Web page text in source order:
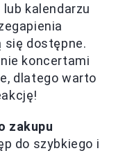
kalendarzu
się dostępne.
koncertami
dlatego warto
zakupu
do szybkiego i